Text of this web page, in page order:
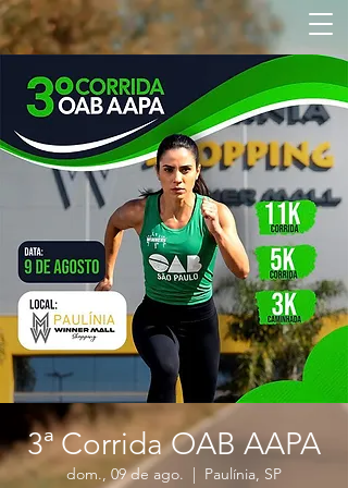
3ª Corrida OAB AAPA
dom., 09 de ago.
  |
Paulínia, SP